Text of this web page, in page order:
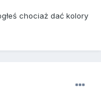
chociaż dać kolory